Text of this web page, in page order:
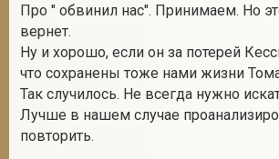
Про " обвинил нас". Принимаем. Но
вернет.
Ну и хорошо, если он за потерей
что сохранены тоже нами жизни
Так случилось. Не всегда нужно
Лучше в нашем случае
повторить.